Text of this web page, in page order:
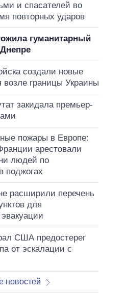
и спасателей во
повторных ударов
гуманитарный
создали новые
возле границы Украины
закидала премьер-
пожары в Европе:
арестовали
людей по
поджогах
расширили перечень
для
США предостерег
от эскалации с
новостей